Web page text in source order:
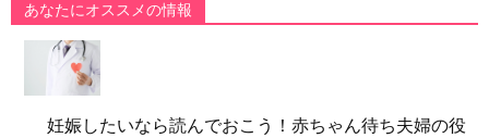
あなたにオススメの情報
妊娠したいなら読んでおこう！赤ちゃん待ち夫婦の役